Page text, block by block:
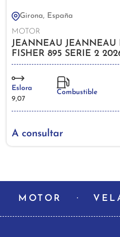
Girona, España
MOTOR
JEANNEAU JEANNEAU
FISHER 895 SERIE 2
Eslora
9,07
Combustible
A consultar
MOTOR